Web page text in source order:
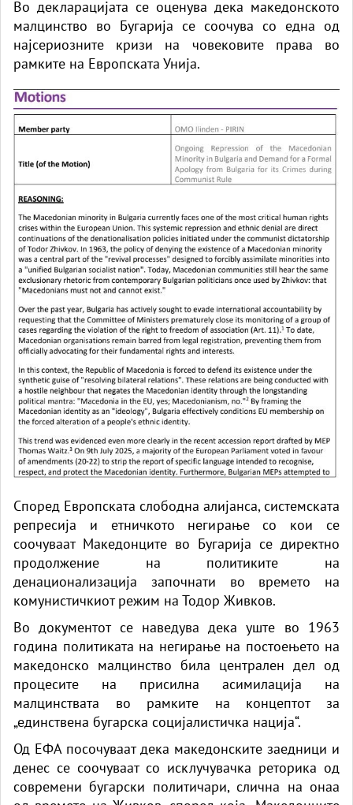
Во декларацијата се оценува дека македонското
малцинство во Бугарија се соочува со една од
најсериозните кризи на човековите права во
рамките на Европската Унија.
Според Европската слободна алијанса, системската
репресија и етничкото негирање со кои се
соочуваат Македонците во Бугарија се директно
продолжение на политиките на
денационализација започнати во времето на
комунистичкиот режим на Тодор Живков.
Во документот се наведува дека уште во 1963
година политиката на негирање на постоењето на
македонско малцинство била централен дел од
процесите на присилна асимилација на
малцинствата во рамките на концептот за
„единствена бугарска социјалистичка нација“.
Од ЕФА посочуваат дека македонските заедници и
денес се соочуваат со исклучувачка реторика од
современи бугарски политичари, слична на онаа